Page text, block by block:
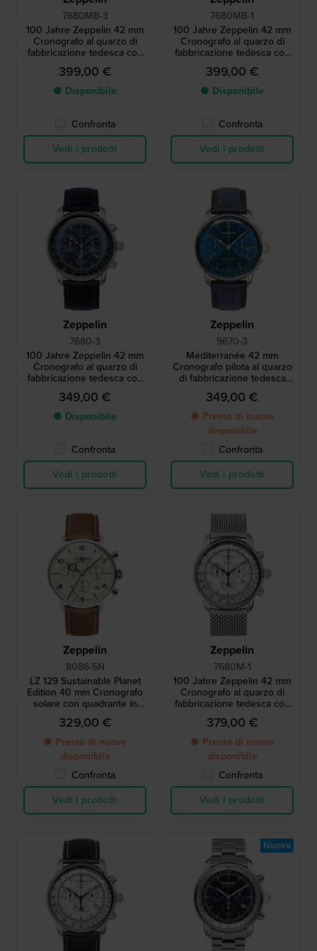
7680MB-3
100 Jahre Zeppelin 42 mm
Cronografo al quarzo di
fabbricazione tedesca con
allarme e movimento
svizzero
399,00 €
● Disponibile
Confronta
Vedi i prodotti
7680MB-1
100 Jahre Zeppelin 42 mm
Cronografo al quarzo di
fabbricazione tedesca con
allarme e movimento
svizzero
399,00 €
● Disponibile
Confronta
Vedi i prodotti
Zeppelin
7680-3
100 Jahre Zeppelin 42 mm
Cronografo al quarzo di
fabbricazione tedesca con
allarme e movimento
svizzero
349,00 €
● Disponibile
Confronta
Vedi i prodotti
Zeppelin
9670-3
Méditerranée 42 mm
Cronografo pilota al quarzo
di fabbricazione tedesca
con data
349,00 €
● Presto di nuovo
disponibile
Confronta
Vedi i prodotti
Zeppelin
8086-5N
LZ 129 Sustainable Planet
Edition 40 mm Cronografo
solare con quadrante in
biopolimero e cinturino in
pelle vegana
329,00 €
● Presto di nuovo
disponibile
Confronta
Vedi i prodotti
Zeppelin
7680M-1
100 Jahre Zeppelin 42 mm
Cronografo al quarzo di
fabbricazione tedesca con
allarme e movimento
svizzero
379,00 €
● Presto di nuovo
disponibile
Confronta
Vedi i prodotti
Nuovo